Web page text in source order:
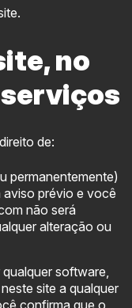
no
de:
permanentemente)
aviso prévio e você
não será
alteração ou
software,
site a qualquer
confirma que o